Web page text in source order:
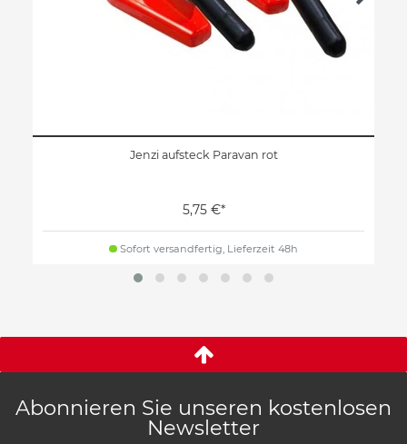
Jenzi aufsteck Paravan rot
5,75 €*
Sofort versandfertig, Lieferzeit 48h
Abonnieren Sie unseren kostenlosen
Newsletter